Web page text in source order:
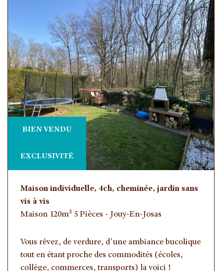
BIEN VENDU
EXCLUSIVITÉ
Maison individuelle, 4ch, cheminée, jardin sans
vis à vis
Maison 120m² 5 Pièces - Jouy-En-Josas
Vous rêvez, de verdure, d’une ambiance bucolique
tout en étant proche des commodités (écoles,
collège, commerces, transports) la voici !